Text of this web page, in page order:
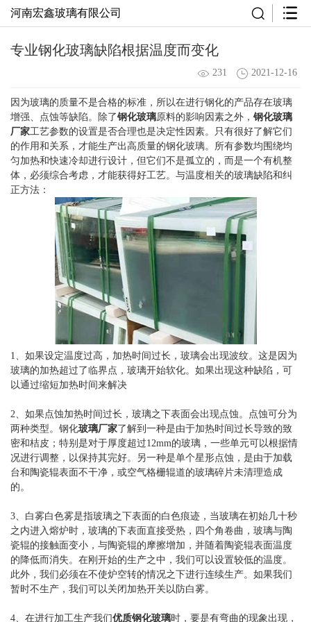
河南宏鑫玻璃有限公司
专业钢化玻璃缺陷根据温度而变化
231 2021-12-16
因为玻璃的质量不是合格的标准，所以在进行钢化的产品存在玻璃
增强、点蚀等缺陷。除了钢化玻璃原料的影响因素之外， 钢化玻璃
厂家工艺参数的设置是否合理也是决定性因素。只有很好了解它们
的作用和关系，才能生产出高质量的钢化玻璃。所有参数均围绕均
匀加热和快速冷却进行设计，但它们不是孤立的，而是一个有机整
体，必须综合考虑，才能获得好工艺。与温度相关的玻璃缺陷和纠
正方法：
1、如果设定温度过高，加热时间过长，玻璃会出现波纹。这是因为
玻璃的加热超过了临界点，玻璃开始软化。如果出现这种缺陷，可
以通过缩短加热时间来解决
2、如果点蚀加热时间过长，玻璃之下表面会出现点蚀。点蚀可分为
两种类型。钢化玻璃厂家了解到一种是由于加热时间过长导致的致
密和桔皮；特别是对于厚度超过12mm的玻璃，一些单元可以根据情
况进行调整，以保持其完好。另一种是单个星形点蚀，是由于加载
台和陶瓷辊表面不干净，或空气格栅辊道的玻璃碎片未清理造成
的。
3、白雾白色雾是指玻璃之下表面的白色痕迹，当玻璃在初始几十秒
之内进入熔炉时，玻璃的下表面直接受热，四个角卷曲，玻璃与陶
瓷辊的接触面变小，与陶瓷辊的摩擦增加，并随着陶瓷辊表面温度
的降低而消失。在刚开始的生产之中，我们可以设置较低的温度。
此外，我们必须在不使炉空转的情况之下进行连续生产。如果我们
暂时不生产，我们可以关闭加热开关以防白雾。
4、在进行加工生产我们优质钢化玻璃时，要是有弯曲的现象出现，